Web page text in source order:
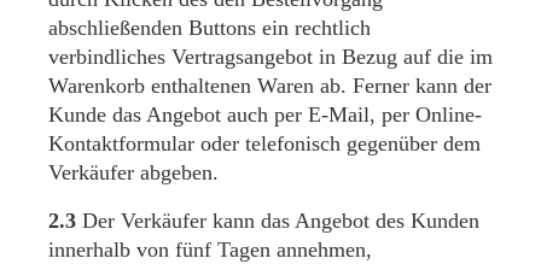
abschließenden Buttons ein rechtlich
verbindliches Vertragsangebot in Bezug auf die im
Warenkorb enthaltenen Waren ab. Ferner kann der
Kunde das Angebot auch per E-Mail, per Online-
Kontaktformular oder telefonisch gegenüber dem
Verkäufer abgeben.
2.3 Der Verkäufer kann das Angebot des Kunden
innerhalb von fünf Tagen annehmen,